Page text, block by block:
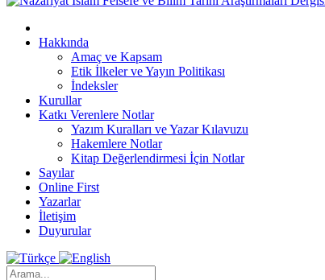
Hakkında
Amaç ve Kapsam
Etik İlkeler ve Yayın Politikası
İndeksler
Kurullar
Katkı Verenlere Notlar
Yazım Kuralları ve Yazar Kılavuzu
Hakemlere Notlar
Kitap Değerlendirmesi İçin Notlar
Sayılar
Online First
Yazarlar
İletişim
Duyurular